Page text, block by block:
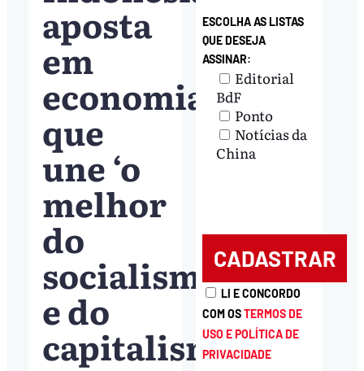
aposta
em
economia
que
une ‘o
melhor
do
socialismo
e do
capitalismo’
ESCOLHA AS LISTAS
QUE DESEJA
ASSINAR:
Editorial
BdF
Ponto
Notícias da
China
LI E CONCORDO
COM OSTERMOS DE
USO E POLÍTICA DE
PRIVACIDADE